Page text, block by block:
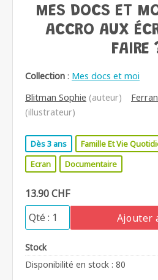
MES DOCS ET
ACCRO AUX
FAIRE
Collection : Mes docs et moi
Blitman Sophie (auteur)
(illustrateur)
Dès 3 ans Famille Et Vie
Ecran
Documentaire
13.90 CHF
Ajouter
Stock
Disponibilité en stock : 80